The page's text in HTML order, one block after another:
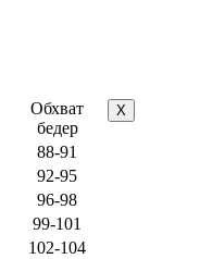
Обхват
бедер
X
88-91
92-95
96-98
99-101
102-104